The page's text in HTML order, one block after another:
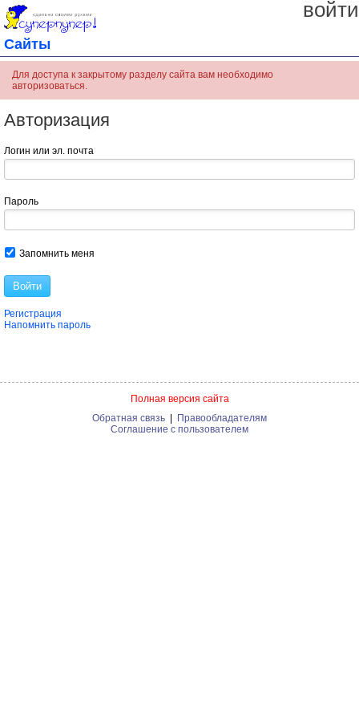
войти
Сайты
Для доступа к закрытому разделу сайта вам необходимо
авторизоваться.
Авторизация
Логин или эл. почта
Пароль
Запомнить меня
Войти
Регистрация
Напомнить пароль
Полная версия сайта
Обратная связь | Правообладателям
Соглашение с пользователем